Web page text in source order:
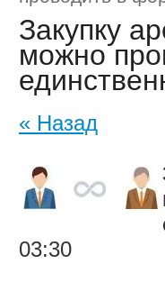
Закупку
можно
« Назад
03:30